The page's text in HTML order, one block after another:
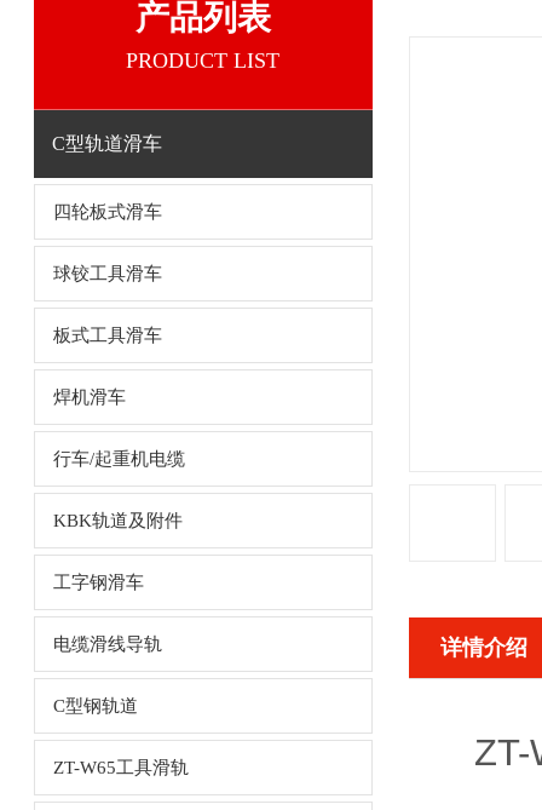
产品列表
PRODUCT LIST
C型轨道滑车
四轮板式滑车
球铰工具滑车
板式工具滑车
焊机滑车
行车/起重机电缆
KBK轨道及附件
工字钢滑车
电缆滑线导轨
C型钢轨道
ZT-W65工具滑轨
详情介绍
ZT-